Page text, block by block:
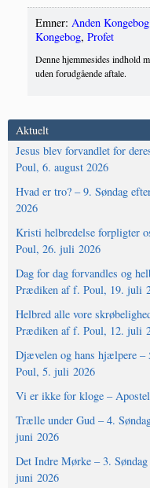
Emner: Anden Kongebog
Kongebog, Profet
Denne hjemmesides indhold
uden forudgående aftale.
Aktuelt
Jesus blev forvandlet for
Poul, 6. august 2026
Hvad er tro? – 9. Søndag
2026
Kristi helbredelse forpligter
Poul, 26. juli 2026
Dag for dag forvandles og
Prædiken af f. Poul, 19. juli
Helbred alle vore
Prædiken af f. Poul, 12. juli
Djævelen og hans hjælpere –
Poul, 5. juli 2026
Vi er ikke for kloge –
Trælle under Gud – 4.
juni 2026
Det Indre Mørke – 3.
juni 2026